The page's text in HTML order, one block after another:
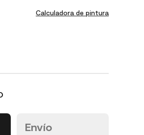
Calculadora de pintura
Envío